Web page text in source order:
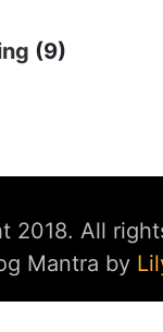
(9)
2018. All
Mantra by